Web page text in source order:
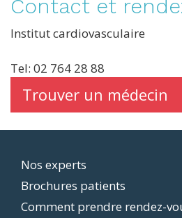
Contact et
Institut cardiovasculaire
Tel: 02 764 28 88
Trouver un médecin
Footer
menu
Nos experts
Brochures patients
Comment prendre rendez-